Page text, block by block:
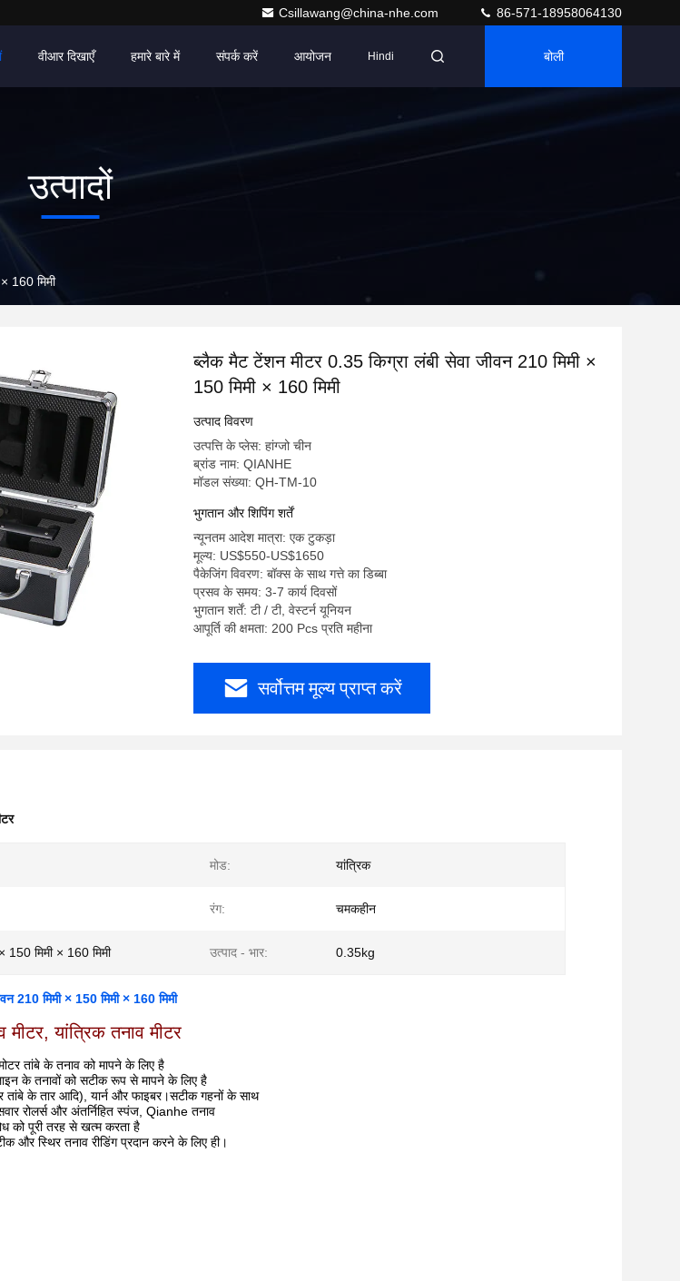
Csillawang@china-nhe.com 86-571-18958064130
वीआर दिखाएँ हमारे बारे में संपर्क करें आयोजन Hindi बोली
उत्पादों
160 मिमी
ब्लैक मैट टेंशन मीटर 0.35 किग्रा लंबी सेवा जीवन 210 मिमी ×
150 मिमी × 160 मिमी
उत्पाद विवरण
उत्पत्ति के प्लेस: हांग्जो चीन
ब्रांड नाम: QIANHE
मॉडल संख्या: QH-TM-10
भुगतान और शिपिंग शर्तें
न्यूनतम आदेश मात्रा: एक टुकड़ा
मूल्य: US$550-US$1650
पैकेजिंग विवरण: बॉक्स के साथ गत्ते का डिब्बा
प्रसव के समय: 3-7 कार्य दिवसों
भुगतान शर्तें: टी / टी, वेस्टर्न यूनियन
आपूर्ति की क्षमता: 200 Pcs प्रति महीना
सर्वोत्तम मूल्य प्राप्त करें
मोड: यांत्रिक
रंग: चमकहीन
150 मिमी × 160 मिमी उत्पाद - भार: 0.35kg
210 मिमी × 150 मिमी × 160 मिमी
मीटर, यांत्रिक तनाव मीटर
तांबे के तनाव को मापने के लिए है
के तनावों को सटीक रूप से मापने के लिए है
तांबे के तार आदि), यार्न और फाइबर।सटीक गहनों के साथ
रोलर्स और अंतर्निहित स्पंज, Qianhe तनाव
को पूरी तरह से खत्म करता है
और स्थिर तनाव रीडिंग प्रदान करने के लिए ही।